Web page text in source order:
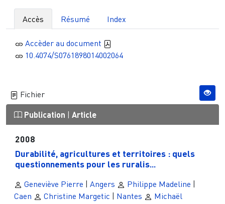
Accès Résumé Index
Accèder au document
10.4074/S0761898014002064
Fichier
Publication | Article
2008
Durabilité, agricultures et territoires : quels
questionnements pour les ruralis...
Geneviève Pierre Angers Philippe Madeline
Caen
Christine Margetic Nantes
Michaël